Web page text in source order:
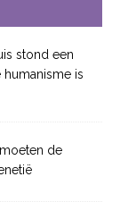
stond een
is
de